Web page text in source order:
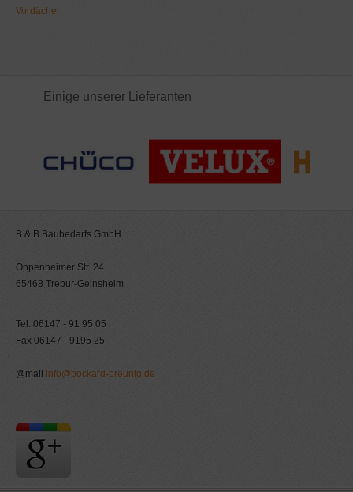
Vordächer
Einige unserer Lieferanten
B & B Baubedarfs GmbH
Oppenheimer Str. 24
65468 Trebur-Geinsheim
Tel. 06147 - 91 95 05
Fax 06147 - 9195 25
@mail info@bockard-breunig.de